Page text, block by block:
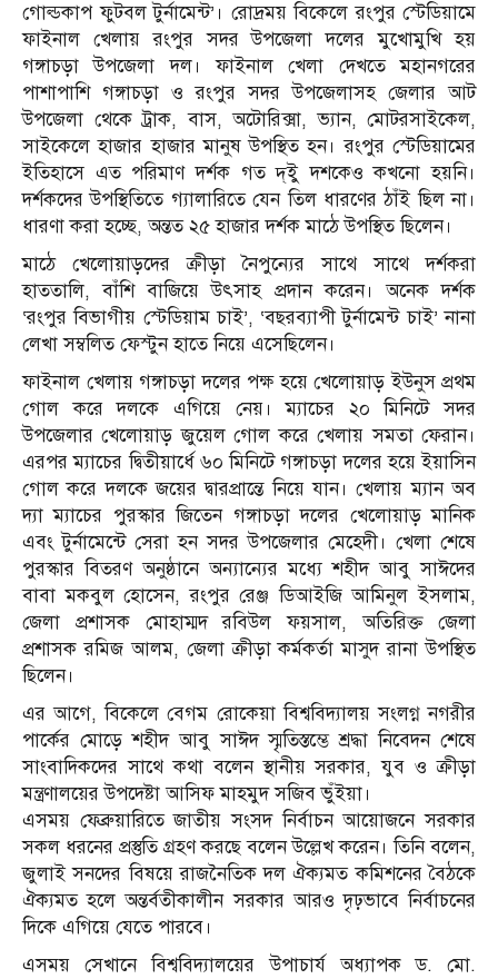
গোল্ডকাপ ফুটবল টুর্নামেন্ট’। রোদ্রময় বিকেলে রংপুর স্টেডিয়ামে
ফাইনাল খেলায় রংপুর সদর উপজেলা দলের মুখোমুখি হয়
গঙ্গাচড়া উপজেলা দল। ফাইনাল খেলা দেখতে মহানগরের
পাশাপাশি গঙ্গাচড়া ও রংপুর সদর উপজেলাসহ জেলার আট
উপজেলা থেকে ট্রাক, বাস, অটোরিক্সা, ভ্যান, মোটরসাইকেল,
সাইকেলে হাজার হাজার মানুষ উপস্থিত হন। রংপুর স্টেডিয়ামের
ইতিহাসে এত পরিমাণ দর্শক গত দ্ইু দশকেও কখনো হয়নি।
দর্শকদের উপস্থিতিতে গ্যালারিতে যেন তিল ধারণের ঠাঁই ছিল না।
ধারণা করা হচ্ছে, অন্তত ২৫ হাজার দর্শক মাঠে উপস্থিত ছিলেন।
মাঠে খেলোয়াড়দের ক্রীড়া নৈপুন্যের সাথে সাথে দর্শকরা
হাততালি, বাঁশি বাজিয়ে উৎসাহ প্রদান করেন। অনেক দর্শক
‘রংপুর বিভাগীয় স্টেডিয়াম চাই’, ‘বছরব্যাপী টুর্নামেন্ট চাই’ নানা
লেখা সম্বলিত ফেস্টুন হাতে নিয়ে এসেছিলেন।
ফাইনাল খেলায় গঙ্গাচড়া দলের পক্ষ হয়ে খেলোয়াড় ইউনুস প্রথম
গোল করে দলকে এগিয়ে নেয়। ম্যাচের ২০ মিনিটে সদর
উপজেলার খেলোয়াড় জুয়েল গোল করে খেলায় সমতা ফেরান।
এরপর ম্যাচের দ্বিতীয়ার্ধে ৬০ মিনিটে গঙ্গাচড়া দলের হয়ে ইয়াসিন
গোল করে দলকে জয়ের দ্বারপ্রান্তে নিয়ে যান। খেলায় ম্যান অব
দ্যা ম্যাচের পুরস্কার জিতেন গঙ্গাচড়া দলের খেলোয়াড় মানিক
এবং টুর্নামেন্টে সেরা হন সদর উপজেলার মেহেদী। খেলা শেষে
পুরস্কার বিতরণ অনুষ্ঠানে অন্যান্যের মধ্যে শহীদ আবু সাঈদের
বাবা মকবুল হোসেন, রংপুর রেঞ্জ ডিআইজি আমিনুল ইসলাম,
জেলা প্রশাসক মোহাম্মদ রবিউল ফয়সাল, অতিরিক্ত জেলা
প্রশাসক রমিজ আলম, জেলা ক্রীড়া কর্মকর্তা মাসুদ রানা উপস্থিত
ছিলেন।
এর আগে, বিকেলে বেগম রোকেয়া বিশ্ববিদ্যালয় সংলগ্ন নগরীর
পার্কের মোড়ে শহীদ আবু সাঈদ স্মৃতিস্তম্ভে শ্রদ্ধা নিবেদন শেষে
সাংবাদিকদের সাথে কথা বলেন স্থানীয় সরকার, যুব ও ক্রীড়া
মন্ত্রণালয়ের উপদেষ্টা আসিফ মাহমুদ সজিব ভুঁইয়া।
এসময় ফেব্রুয়ারিতে জাতীয় সংসদ নির্বাচন আয়োজনে সরকার
সকল ধরনের প্রস্তুতি গ্রহণ করছে বলেন উল্লেখ করেন। তিনি বলেন,
জুলাই সনদের বিষয়ে রাজনৈতিক দল ঐক্যমত কমিশনের বৈঠকে
ঐক্যমত হলে অন্তর্বতীকালীন সরকার আরও দৃঢ়ভাবে নির্বাচনের
দিকে এগিয়ে যেতে পারবে।
এসময় সেখানে বিশ্ববিদ্যালয়ের উপাচার্য অধ্যাপক ড. মো.